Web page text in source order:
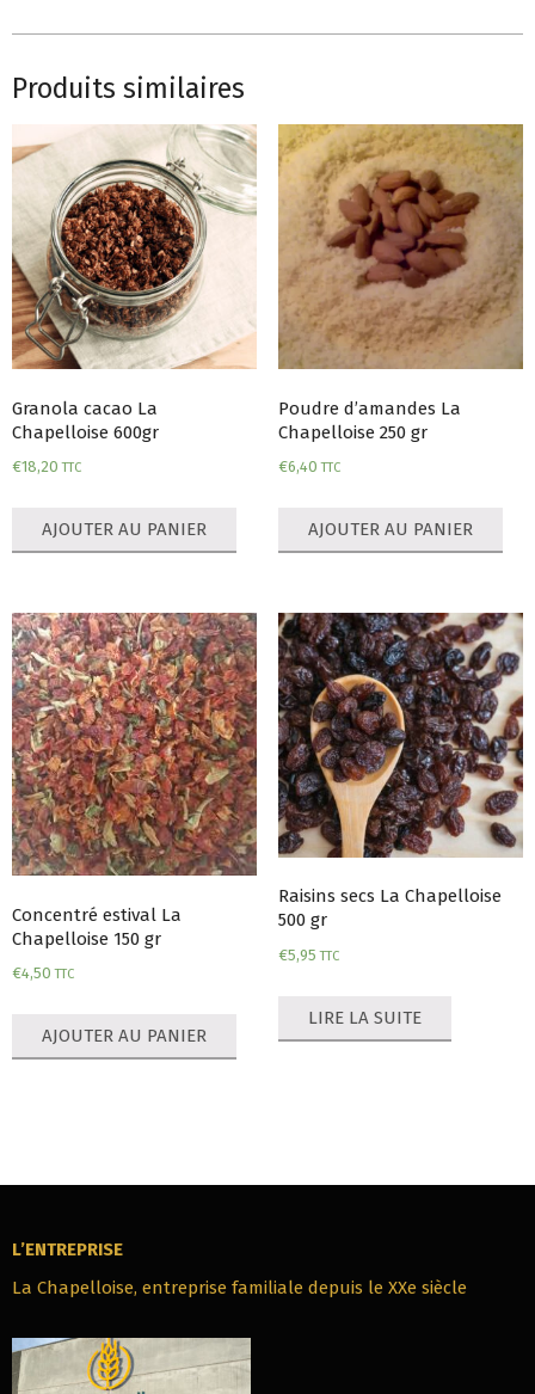
Produits similaires
Granola cacao La
Chapelloise 600gr
€18,20 TTC
AJOUTER AU PANIER
Poudre d’amandes La
Chapelloise 250 gr
€6,40 TTC
AJOUTER AU PANIER
Concentré estival La
Chapelloise 150 gr
€4,50 TTC
AJOUTER AU PANIER
Raisins secs La Chapelloise
500 gr
€5,95 TTC
LIRE LA SUITE
L’ENTREPRISE
La Chapelloise, entreprise familiale depuis le XXe siècle